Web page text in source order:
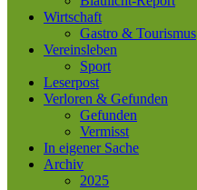
Wirtschaft
Gastro & Tourismus
Vereinsleben
Sport
Leserpost
Verloren & Gefunden
Gefunden
Vermisst
In eigener Sache
Archiv
2025